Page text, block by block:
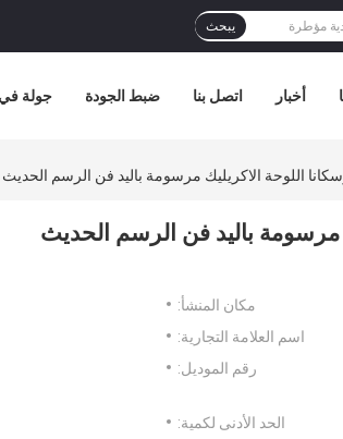
يبحث
جولة ضبط الجودة اتصل بنا أخبار
اللوحة الاكريليك مرسومة باليد فن الرسم الحديث
مرسومة باليد فن الرسم الحديث
مكان المنشأ:
اسم العلامة التجارية:
رقم الموديل:
الحد الأدنى لكمية: